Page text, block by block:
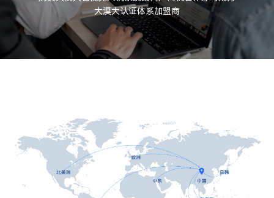
大漠大认证体系加盟商